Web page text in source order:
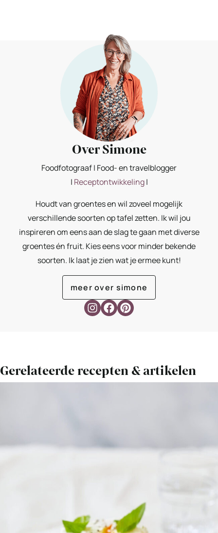
Over Simone
Foodfotograaf | Food- en travelblogger
| Receptontwikkeling|
Houdt van groentes en wil zoveel mogelijk
verschillende soorten op tafel zetten. Ik wil jou
inspireren om eens aan de slag te gaan met diverse
groentes én fruit. Kies eens voor minder bekende
soorten. Ik laat je zien wat je ermee kunt!
meer over simone
Gerelateerde recepten & artikelen